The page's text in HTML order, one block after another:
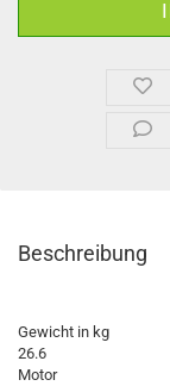
Beschreibung
Gewicht in kg
26.6
Motor